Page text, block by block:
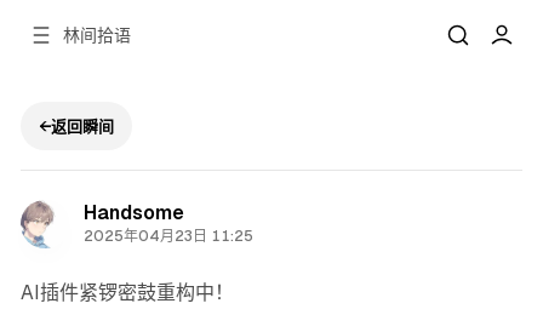
林间拾语
←返回瞬间
瞬间详情Handsome
2025年04月23日 11:25
AI插件紧锣密鼓重构中！